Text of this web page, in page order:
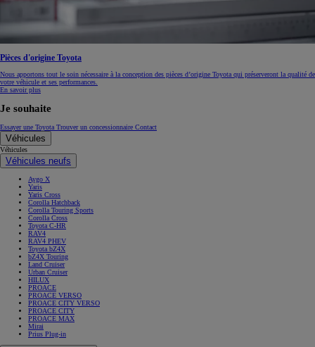
Pièces d'origine Toyota
Nous apportons tout le soin nécessaire à la conception des pièces d’origine Toyota qui préserveront la qualité de
votre véhicule et ses performances.
En savoir plus
Je souhaite
Essayer une Toyota Trouver un concessionnaire Contact
Véhicules
Véhicules
Véhicules neufs
Aygo X
Yaris
Yaris Cross
Corolla Hatchback
Corolla Touring Sports
Corolla Cross
Toyota C-HR
RAV4
RAV4 PHEV
Toyota bZ4X
bZ4X Touring
Land Cruiser
Urban Cruiser
HILUX
PROACE
PROACE VERSO
PROACE CITY VERSO
PROACE CITY
PROACE MAX
Mirai
Prius Plug-in